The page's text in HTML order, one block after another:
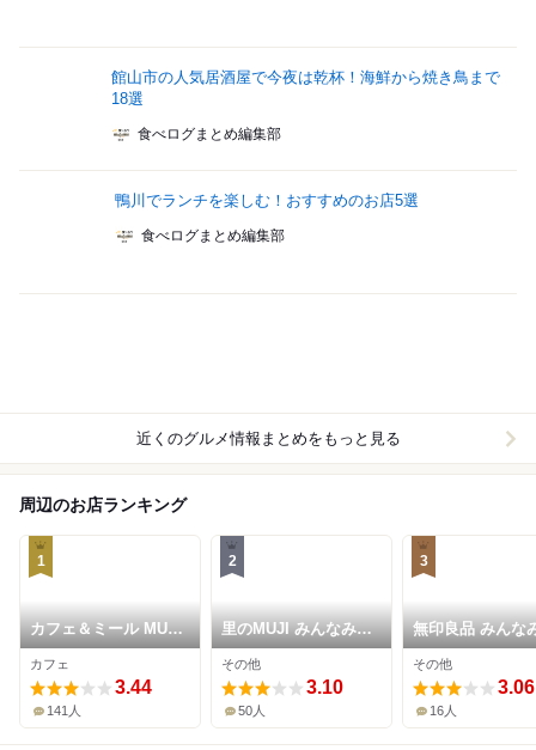
館山市の人気居酒屋で今夜は乾杯！海鮮から焼き鳥まで
18選
食べログまとめ編集部
鴨川でランチを楽しむ！おすすめのお店5選
食べログまとめ編集部
近くのグルメ情報まとめをもっと見る
周辺のお店ランキング
1
カフェ＆ミール MUJI
みんなみの里
カフェ
3.44
141人
2
里のMUJI みんなみの
里
その他
3.10
50人
3
無印良品 みんな
里
その他
3.06
16人